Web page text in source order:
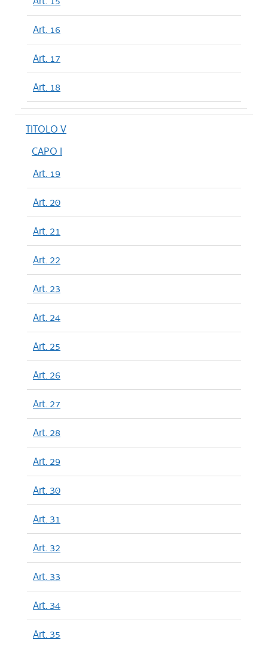
Art. 16
Art. 17
Art. 18
TITOLO V
CAPO I
Art. 19
Art. 20
Art. 21
Art. 22
Art. 23
Art. 24
Art. 25
Art. 26
Art. 27
Art. 28
Art. 29
Art. 30
Art. 31
Art. 32
Art. 33
Art. 34
Art. 35